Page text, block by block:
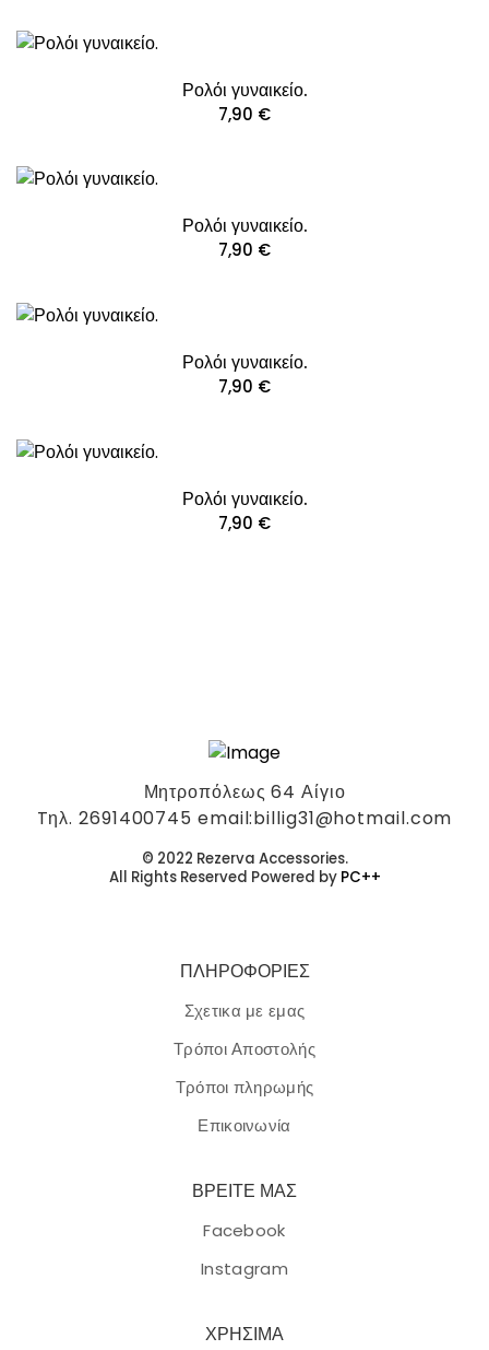
Ρολόι γυναικείο.
7,90 €
Ρολόι γυναικείο.
7,90 €
Ρολόι γυναικείο.
7,90 €
Ρολόι γυναικείο.
7,90 €
Μητροπόλεως 64 Αίγιο
Tηλ. 2691400745 email:billig31@hotmail.com
© 2022 Rezerva Accessories.
All Rights Reserved Powered by PC++
ΠΛΗΡΟΦΟΡΙΕΣ
Σχετικα με εμας
Τρόποι Αποστολής
Τρόποι πληρωμής
Επικοινωνία
ΒΡΕΙΤΕ ΜΑΣ
Facebook
Instagram
ΧΡΗΣΙΜΑ